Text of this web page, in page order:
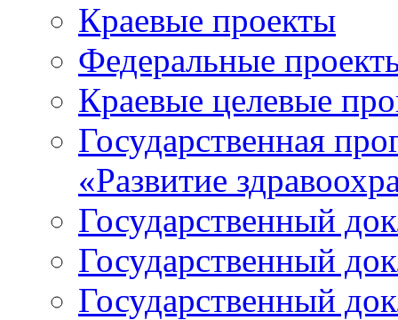
Краевые проекты
Федеральные
Краевые целевые
Государственная
«Развитие
Государственный
Государственный
Государственный